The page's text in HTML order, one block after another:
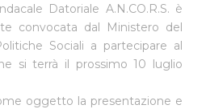
Datoriale A.N.CO.R.S. è
convocata dal Ministero del
Sociali a partecipare al
si terrà il prossimo 10 luglio
oggetto la presentazione e